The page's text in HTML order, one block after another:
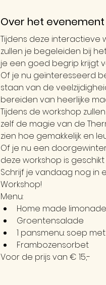
Over het evenement
Tijdens deze interactieve
zullen je begeleiden bij
je een goed begrip krijgt
Of je nu geïnteresseerd
staan van de
bereiden van heerlijke
Tijdens de workshop
zelf de magie van de
zien hoe gemakkelijk en
Of je nu een
deze workshop is
Schrijf je vandaag nog in
Workshop!
Menu:
Home made limonade
Groentensalade
1 pansmenu: soep
Frambozensorbet
Voor de prijs van € 15,-